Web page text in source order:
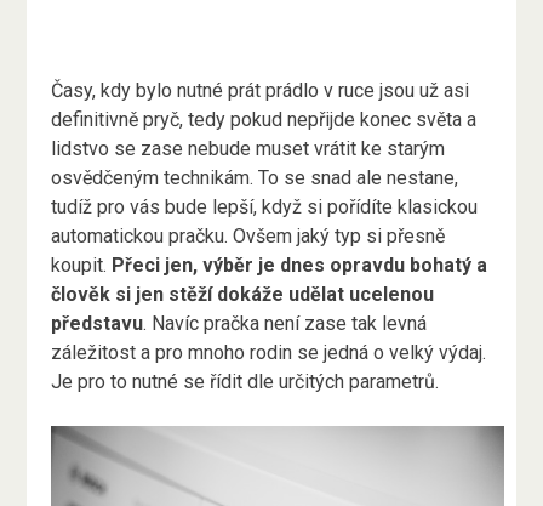
Časy, kdy bylo nutné prát prádlo v ruce jsou už asi
definitivně pryč, tedy pokud nepřijde konec světa a
lidstvo se zase nebude muset vrátit ke starým
osvědčeným technikám. To se snad ale nestane,
tudíž pro vás bude lepší, když si pořídíte klasickou
automatickou pračku. Ovšem jaký typ si přesně
koupit. Přeci jen, výběr je dnes opravdu bohatý a
člověk si jen stěží dokáže udělat ucelenou
představu. Navíc pračka není zase tak levná
záležitost a pro mnoho rodin se jedná o velký výdaj.
Je pro to nutné se řídit dle určitých parametrů.